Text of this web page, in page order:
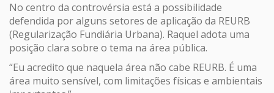
No centro da controvérsia está a possibilidade
defendida por alguns setores de aplicação da REURB
(Regularização Fundiária Urbana). Raquel adota uma
posição clara sobre o tema na área pública.
“Eu acredito que naquela área não cabe REURB. É uma
área muito sensível, com limitações físicas e ambientais